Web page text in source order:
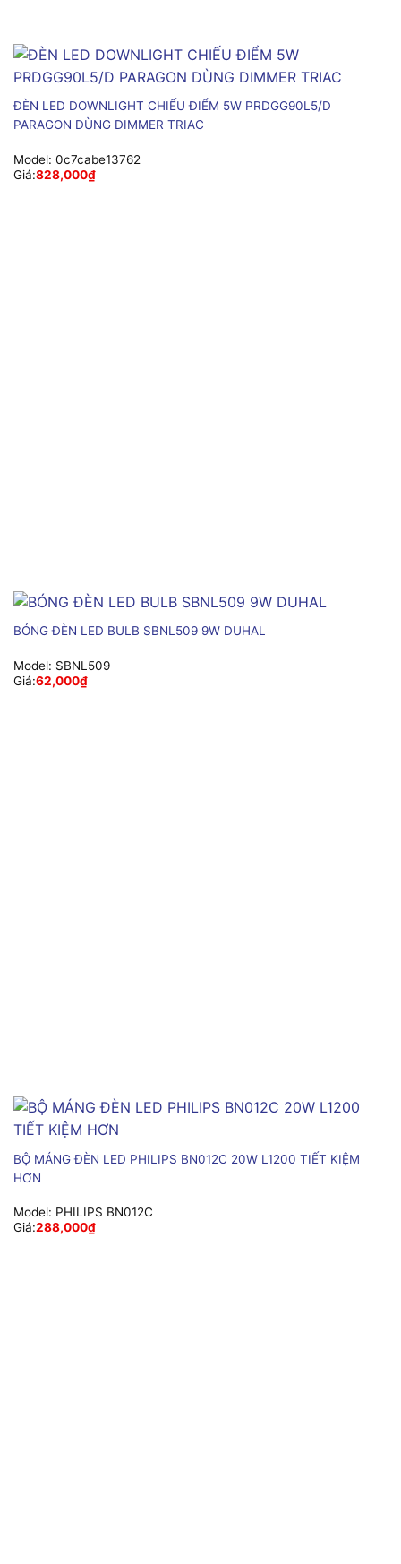
ĐÈN LED DOWNLIGHT CHIẾU ĐIỂM 5W PRDGG90L5/D
PARAGON DÙNG DIMMER TRIAC
Model: 0c7cabe13762
Giá:828,000₫
BÓNG ĐÈN LED BULB SBNL509 9W DUHAL
Model: SBNL509
Giá:62,000₫
BỘ MÁNG ĐÈN LED PHILIPS BN012C 20W L1200 TIẾT KIỆM
HƠN
Model: PHILIPS BN012C
Giá:288,000₫